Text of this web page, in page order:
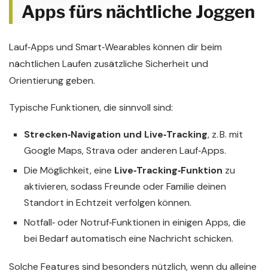
Apps fürs nächtliche Joggen
Lauf‑Apps und Smart‑Wearables können dir beim
nächtlichen Laufen zusätzliche Sicherheit und
Orientierung geben.
Typische Funktionen, die sinnvoll sind:
Strecken‑Navigation und Live‑Tracking, z. B. mit
Google Maps, Strava oder anderen Lauf‑Apps.
Die Möglichkeit, eine Live‑Tracking‑Funktion zu
aktivieren, sodass Freunde oder Familie deinen
Standort in Echtzeit verfolgen können.
Notfall‑ oder Notruf‑Funktionen in einigen Apps, die
bei Bedarf automatisch eine Nachricht schicken.
Solche Features sind besonders nützlich, wenn du alleine